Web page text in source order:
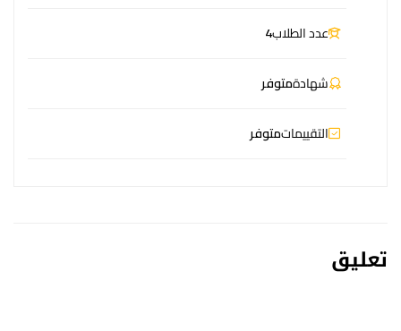
عدد الطلاب4
شهادةمتوفر
التقييماتمتوفر
تعليق